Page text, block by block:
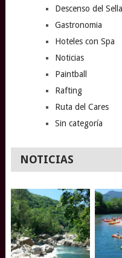
Descenso del Sella
Gastronomia
Hoteles con Spa
Noticias
Paintball
Rafting
Ruta del Cares
Sin categoría
NOTICIAS